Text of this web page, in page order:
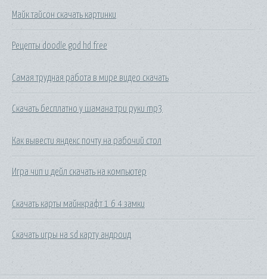
Майк тайсон скачать картинки
Рецепты doodle god hd free
Самая трудная работа в мире видео скачать
Скачать бесплатно у шамана три руки mp3
Как вывести яндекс почту на рабочий стол
Игра чип и дейл скачать на компьютер
Скачать карты майнкрафт 1 6 4 замки
Скачать игры на sd карту андроид